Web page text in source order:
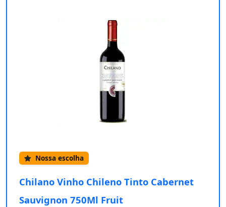
Nossa escolha
Chilano Vinho Chileno Tinto Cabernet
Sauvignon 750Ml Fruit